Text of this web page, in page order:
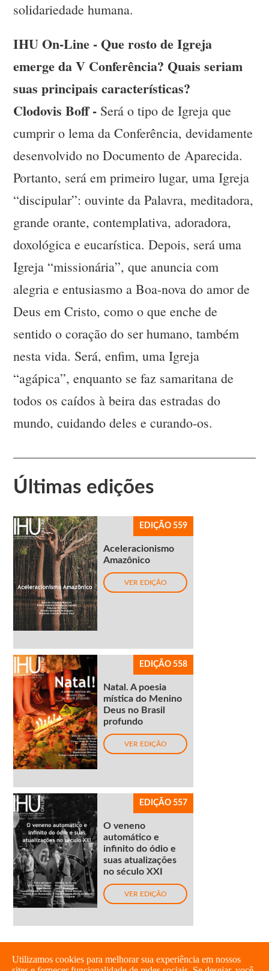
solidariedade humana.
IHU On-Line - Que rosto de Igreja
emerge da V Conferência? Quais seriam
suas principais características?
Clodovis Boff - Será o tipo de Igreja que
cumprir o lema da Conferência, devidamente
desenvolvido no Documento de Aparecida.
Portanto, será em primeiro lugar, uma Igreja
“discipular”: ouvinte da Palavra, meditadora,
grande orante, contemplativa, adoradora,
doxológica e eucarística. Depois, será uma
Igreja “missionária”, que anuncia com
alegria e entusiasmo a Boa-nova do amor de
Deus em Cristo, como o que enche de
sentido o coração do ser humano, também
nesta vida. Será, enfim, uma Igreja
“agápica”, enquanto se faz samaritana de
todos os caídos à beira das estradas do
mundo, cuidando deles e curando-os.
Últimas edições
EDIÇÃO 559
Aceleracionismo
Amazônico
VER EDIÇÃO
EDIÇÃO 558
Natal. A poesia
mística do Menino
Deus no Brasil
profundo
VER EDIÇÃO
EDIÇÃO 557
O veneno
automático e
infinito do ódio e
suas atualizações
no século XXI
VER EDIÇÃO
Utilizamos cookies para melhorar sua experiência em nossos